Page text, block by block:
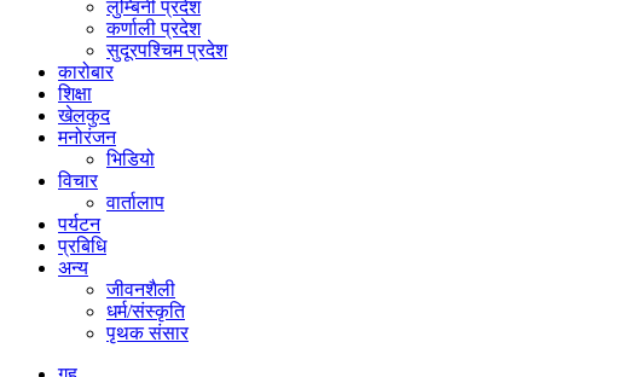
लुम्बिनी प्रदेश
कर्णाली प्रदेश
सुदूरपश्चिम प्रदेश
कारोबार
शिक्षा
खेलकुद
मनोरंजन
भिडियो
विचार
वार्तालाप
पर्यटन
प्रबिधि
अन्य
जीवनशैली
धर्म/संस्कृति
पृथक संसार